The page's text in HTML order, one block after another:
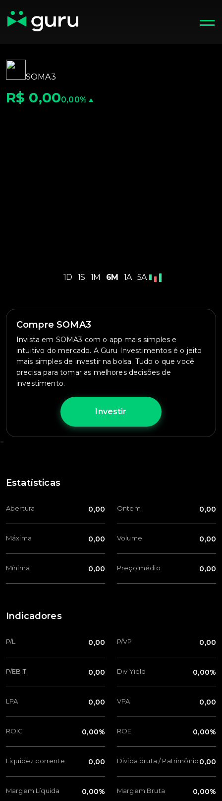
SOMA3
R$ 0,000,00%
1D 1S 1M 6M 1A 5A
Compre SOMA3
Invista em SOMA3 com o app mais simples e
intuitivo do mercado. A Guru Investimentos é o jeito
mais simples de investir na bolsa. Tudo o que você
precisa para tomar as melhores decisões de
investimento.
Investir
=
Estatísticas
Abertura 0,00
Máxima 0,00
Mínima 0,00
Ontem 0,00
Volume 0,00
Preço médio 0,00
Indicadores
P/L 0,00
P/EBIT 0,00
LPA 0,00
ROIC 0,00%
Liquidez corrente 0,00
Margem Líquida 0,00%
P/VP 0,00
Div Yield 0,00%
VPA 0,00
ROE 0,00%
Divida bruta / Patrimônio0,00
Margem Bruta 0,00%